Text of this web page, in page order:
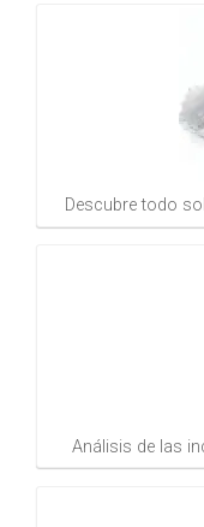
Descubre todo
Análisis de las